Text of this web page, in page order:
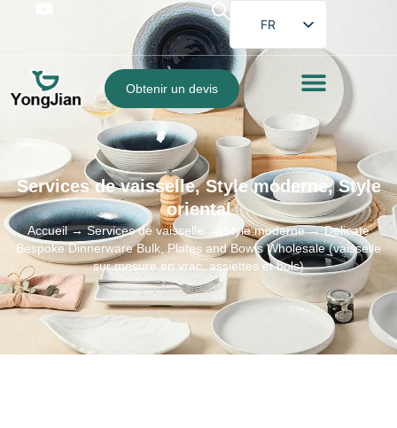
FR
EN
PT
AR
JA
Obtenir un devis
Services de vaisselle,Style moderne,Style
oriental
Accueil→Services de vaisselle → Style moderne→ Delicate
Bespoke Dinnerware Bulk, Plates and Bowls Wholesale (vaisselle
sur mesure en vrac, assiettes et bols)